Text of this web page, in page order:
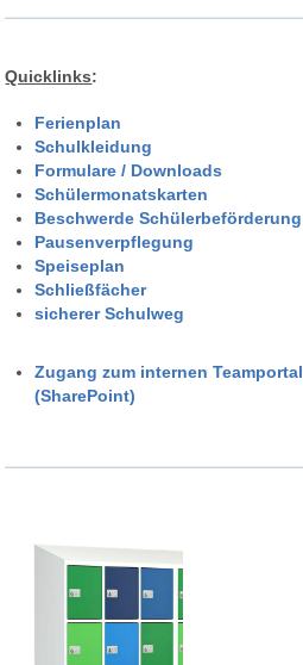
Quicklinks:
Ferienplan
Schulkleidung
Formulare / Downloads
Schülermonatskarten
Beschwerde Schülerbeförderung
Pausenverpflegung
Speiseplan
Schließfächer
sicherer Schulweg
Zugang zum internen Teamportal
(SharePoint)